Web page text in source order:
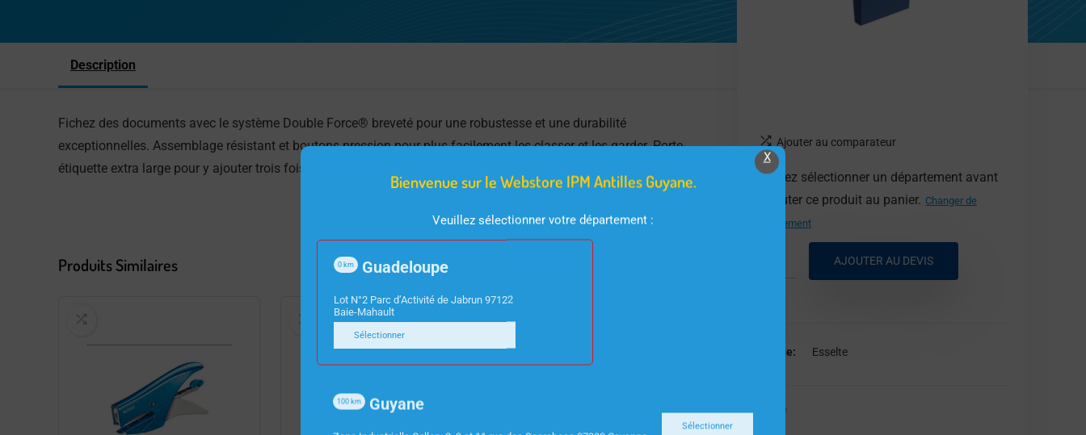
Ajouter au comparateur
Veuillez sélectionner un département avant
d'ajouter ce produit au panier. Changer de
département
AJOUTER AU DEVIS
Marque Esselte
Esselte
Description
Fichez des documents avec le système Double Force® breveté pour une robustesse et une durabilité
exceptionnelles. Assemblage résistant et boutons pression pour plus facilement les classer et les garder. Porte-
étiquette extra large pour y ajouter trois fois plus d’informations.
Produits Similaires
X
Bienvenue sur le Webstore IPM Antilles Guyane.
Veuillez sélectionner votre département :
Guadeloupe
0 km
Lot N°2 Parc d’Activité de Jabrun 97122
Baie-Mahault
Sélectionner
Guyane
100 km
Sélectionner